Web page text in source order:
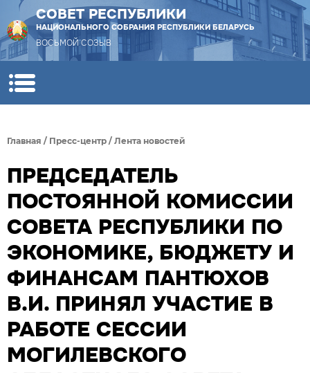
СОВЕТ РЕСПУБЛИКИ
НАЦИОНАЛЬНОГО СОБРАНИЯ РЕСПУБЛИКИ БЕЛАРУСЬ
ВОСЬМОЙ СОЗЫВ
Главная / Пресс-центр / Лента новостей
ПРЕДСЕДАТЕЛЬ
ПОСТОЯННОЙ КОМИССИИ
СОВЕТА РЕСПУБЛИКИ ПО
ЭКОНОМИКЕ, БЮДЖЕТУ И
ФИНАНСАМ ПАНТЮХОВ
В.И. ПРИНЯЛ УЧАСТИЕ В
РАБОТЕ СЕССИИ
МОГИЛЕВСКОГО